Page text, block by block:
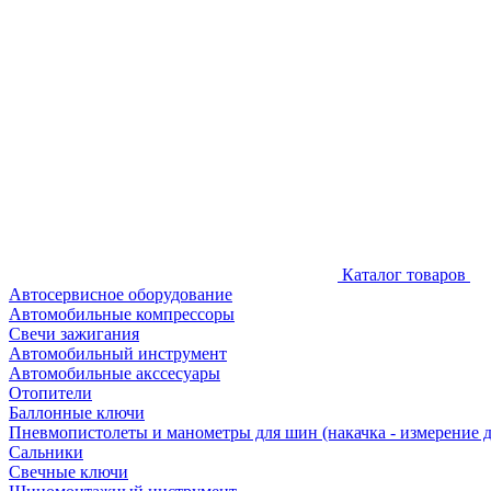
Каталог товаров
Автосервисное оборудование
Автомобильные компрессоры
Свечи зажигания
Автомобильный инструмент
Автомобильные акссесуары
Отопители
Баллонные ключи
Пневмопистолеты и манометры для шин (накачка - измерение
Сальники
Свечные ключи